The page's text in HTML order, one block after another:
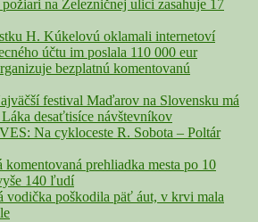
na Železničnej ulici zasahuje 17
H. Kúkelovú oklamali internetoví
účtu im poslala 110 000 eur
bezplatnú komentovanú
festival Maďarov na Slovensku má
desaťtisíce návštevníkov
Na cykloceste R. Sobota – Poltár
prehliadka mesta po 10
140 ľudí
poškodila päť áut, v krvi mala